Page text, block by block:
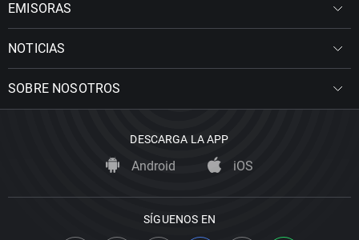
EMISORAS
NOTICIAS
SOBRE NOSOTROS
DESCARGA LA APP
Android iOS
SÍGUENOS EN